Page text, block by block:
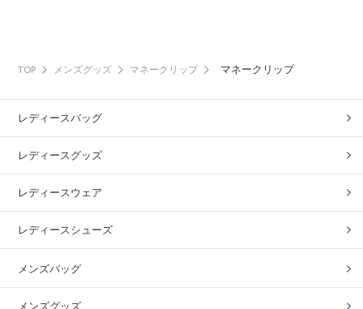
TOP メンズグッズ マネークリップ マネークリップ
レディースバッグ
レディースグッズ
レディースウェア
レディースシューズ
メンズバッグ
メンズグッズ